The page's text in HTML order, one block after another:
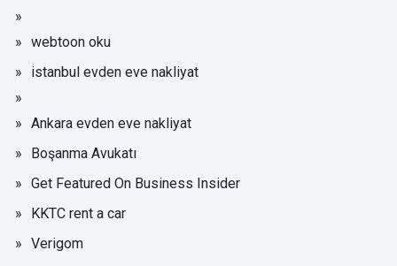
webtoon oku
istanbul evden eve nakliyat
Ankara evden eve nakliyat
Boşanma Avukatı
Get Featured On Business Insider
KKTC rent a car
Verigom